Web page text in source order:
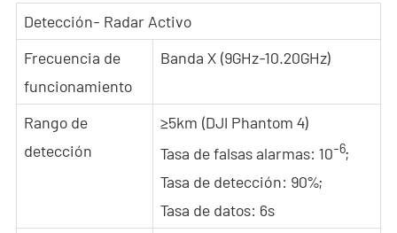
Detección- Radar Activo
Frecuencia de
funcionamiento
Banda X (9GHz-10.20GHz)
Rango de
detección
≥5km (DJI Phantom 4)
Tasa de falsas alarmas: 10-6;
Tasa de detección: 90%;
Tasa de datos: 6s